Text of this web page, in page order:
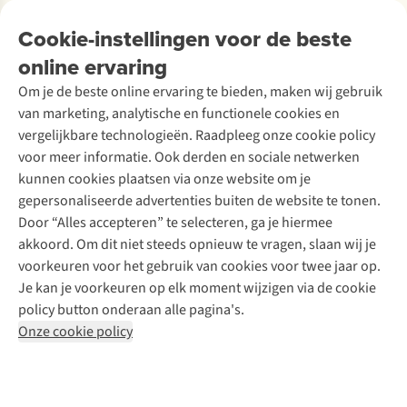
Cookie-instellingen voor de beste
online ervaring
Om je de beste online ervaring te bieden, maken wij gebruik
van marketing, analytische en functionele cookies en
vergelijkbare technologieën. Raadpleeg onze cookie policy
voor meer informatie. Ook derden en sociale netwerken
kunnen cookies plaatsen via onze website om je
gepersonaliseerde advertenties buiten de website te tonen.
Door “Alles accepteren” te selecteren, ga je hiermee
akkoord. Om dit niet steeds opnieuw te vragen, slaan wij je
voorkeuren voor het gebruik van cookies voor twee jaar op.
Je kan je voorkeuren op elk moment wijzigen via de cookie
policy button onderaan alle pagina's.
Onze cookie policy
Garantie
Contact
Onze winkels
Over A.S.Adventure
Toegankelijkheidsverklaring
Ski-onderhoud
Wasservice
Schoenonderhoud
Schoenherstelling
Kledingherstelling
Retouches
Voor bedrijven
A.S.Magazine
Podcast
Explore Academy
Explore Camp
Gear Check
Inspiratie & advies
Meld je aan voor de nieuwsbrief
Follow us
Disclaimer Privacy Policy
Algemene voorwaarden
Cookie Policy